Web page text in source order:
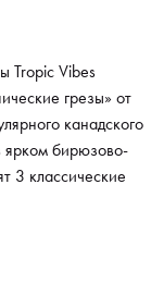
Tropic Vibes
грезы» от
канадского
бирюзово-
3 классические
2 зажима